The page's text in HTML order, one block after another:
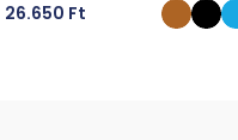
26.650 Ft